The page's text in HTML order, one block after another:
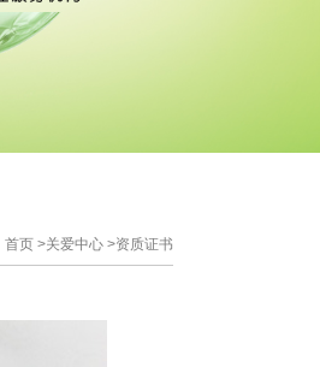
首页 >关爱中心 >资质证书